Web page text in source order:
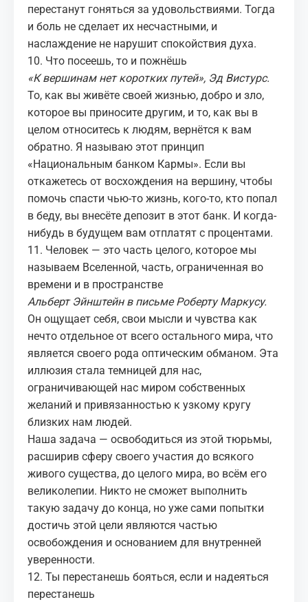
перестанут гоняться за удовольствиями. Тогда
и боль не сделает их несчастными, и
наслаждение не нарушит спокойствия духа.
10. Что посеешь, то и пожнёшь
«К вершинам нет коротких путей», Эд Вистурс.
То, как вы живёте своей жизнью, добро и зло,
которое вы приносите другим, и то, как вы в
целом относитесь к людям, вернётся к вам
обратно. Я называю этот принцип
«Национальным банком Кармы». Если вы
откажетесь от восхождения на вершину, чтобы
помочь спасти чью-то жизнь, кого-то, кто попал
в беду, вы внесёте депозит в этот банк. И когда-
нибудь в будущем вам отплатят с процентами.
11. Человек — это часть целого, которое мы
называем Вселенной, часть, ограниченная во
времени и в пространстве
Альберт Эйнштейн в письмеРоберту Маркусу.
Он ощущает себя, свои мысли и чувства как
нечто отдельное от всего остального мира, что
является своего рода оптическим обманом. Эта
иллюзия стала темницей для нас,
ограничивающей нас миром собственных
желаний и привязанностью к узкому кругу
близких нам людей.
Наша задача — освободиться из этой тюрьмы,
расширив сферу своего участия до всякого
живого существа, до целого мира, во всём его
великолепии. Никто не сможет выполнить
такую задачу до конца, но уже сами попытки
достичь этой цели являются частью
освобождения и основанием для внутренней
уверенности.
12. Ты перестанешь бояться, если и надеяться
перестанешь